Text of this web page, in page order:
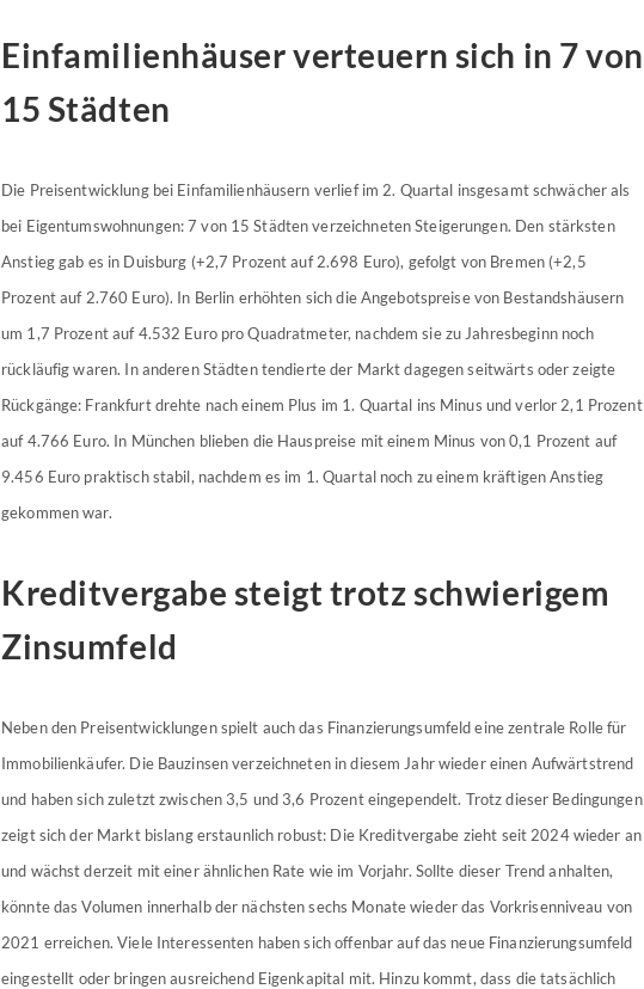
Einfamilienhäuser verteuern sich in 7 von
15 Städten
Die Preisentwicklung bei Einfamilienhäusern verlief im 2. Quartal insgesamt schwächer als
bei Eigentumswohnungen: 7 von 15 Städten verzeichneten Steigerungen. Den stärksten
Anstieg gab es in Duisburg (+2,7 Prozent auf 2.698 Euro), gefolgt von Bremen (+2,5
Prozent auf 2.760 Euro). In Berlin erhöhten sich die Angebotspreise von Bestandshäusern
um 1,7 Prozent auf 4.532 Euro pro Quadratmeter, nachdem sie zu Jahresbeginn noch
rückläufig waren. In anderen Städten tendierte der Markt dagegen seitwärts oder zeigte
Rückgänge: Frankfurt drehte nach einem Plus im 1. Quartal ins Minus und verlor 2,1 Prozent
auf 4.766 Euro. In München blieben die Hauspreise mit einem Minus von 0,1 Prozent auf
9.456 Euro praktisch stabil, nachdem es im 1. Quartal noch zu einem kräftigen Anstieg
gekommen war.
Kreditvergabe steigt trotz schwierigem
Zinsumfeld
Neben den Preisentwicklungen spielt auch das Finanzierungsumfeld eine zentrale Rolle für
Immobilienkäufer. Die Bauzinsen verzeichneten in diesem Jahr wieder einen Aufwärtstrend
und haben sich zuletzt zwischen 3,5 und 3,6 Prozent eingependelt. Trotz dieser Bedingungen
zeigt sich der Markt bislang erstaunlich robust: Die Kreditvergabe zieht seit 2024 wieder an
und wächst derzeit mit einer ähnlichen Rate wie im Vorjahr. Sollte dieser Trend anhalten,
könnte das Volumen innerhalb der nächsten sechs Monate wieder das Vorkrisenniveau von
2021 erreichen. Viele Interessenten haben sich offenbar auf das neue Finanzierungsumfeld
eingestellt oder bringen ausreichend Eigenkapital mit. Hinzu kommt, dass die tatsächlich